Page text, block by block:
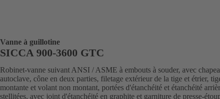
Vanne à guillotine
SICCA 900-3600 GTC
Robinet-vanne suivant ANSI / ASME à embouts à souder, avec
autoclave, cône en deux parties, filetage extérieur de la tige et étrier,
montante et volant non montant, portées d'étanchéité et étanchéité
stellitées, avec joint d'étanchéité en graphite et garniture de presse-